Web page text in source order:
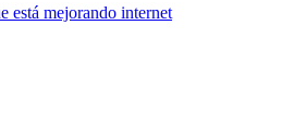
está mejorando internet